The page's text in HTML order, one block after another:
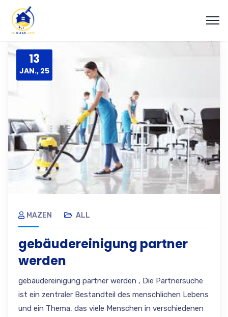
13
JAN., 25
MAZEN ALL
gebäudereinigung partner
werden
gebäudereinigung partner werden , Die Partnersuche
ist ein zentraler Bestandteil des menschlichen Lebens
und ein Thema, das viele Menschen in verschiedenen